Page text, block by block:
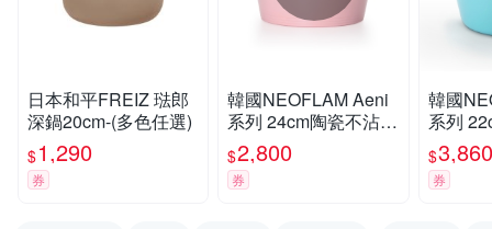
日本和平FREIZ 琺郎
深鍋20cm-(多色任選)
$1,290
券
韓國NEOFLAM Aeni
系列 24cm陶瓷不沾湯
鍋+陶瓷塗層鍋蓋
$2,800
券
韓國
系列
鍋+陶
$3,860
券